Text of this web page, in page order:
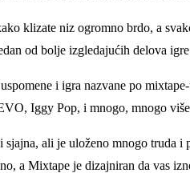
klizate niz ogromno brdo, a
od bolje izgledajućih delova
i igra nazvane po
Iggy Pop, i mnogo, mnogo
ali je uloženo mnogo truda
a Mixtape je dizajniran da vas